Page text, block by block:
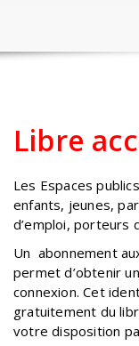
Libre
Les Espaces
enfants, jeunes,
d’emploi, porteurs
Un abonnement
permet d’obtenir
connexion. Cet
gratuitement du
votre disposition